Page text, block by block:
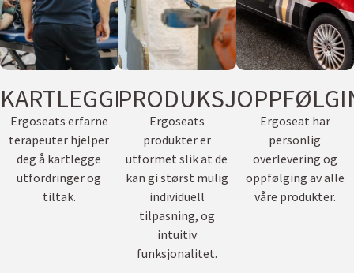
KARTLEGGING
Ergoseats erfarne
terapeuter hjelper
deg å kartlegge
utfordringer og
tiltak.
PRODUKSJON
Ergoseats
produkter er
utformet slik at de
kan gi størst mulig
individuell
tilpasning, og
intuitiv
funksjonalitet.
Ergoseat har
personlig
overlevering og
oppfølging av alle
våre produkter.